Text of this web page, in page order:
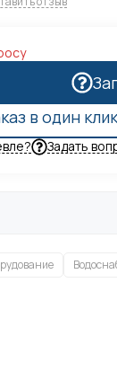
в один клик
Задать